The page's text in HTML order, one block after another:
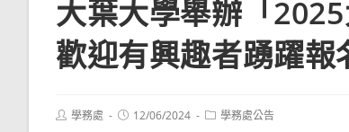
大葉大學舉辦「
歡迎有興趣者踴躍報
Post學務處
Post12/06/2024
Post學務處公告